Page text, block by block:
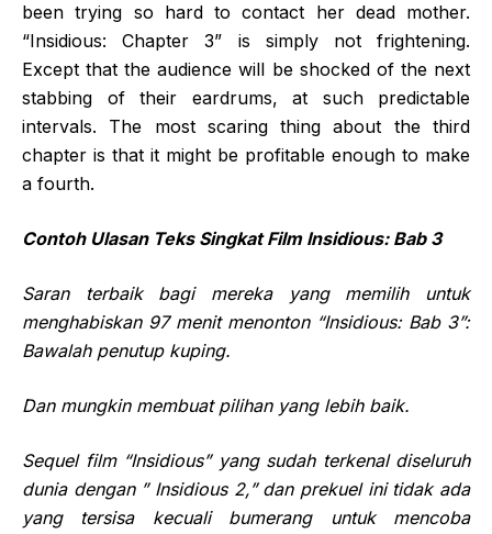
been trying so hard to contact her dead mother.
“Insidious: Chapter 3” is simply not frightening.
Except that the audience will be shocked of the next
stabbing of their eardrums, at such predictable
intervals. The most scaring thing about the third
chapter is that it might be profitable enough to make
a fourth.
Contoh Ulasan Teks Singkat Film Insidious: Bab 3
Saran terbaik bagi mereka yang memilih untuk
menghabiskan 97 menit menonton “Insidious: Bab 3”:
Bawalahpenutup kuping.
Dan mungkin membuat pilihan yang lebih baik.
Sequel film “Insidious” yangsudah terkenal diseluruh
dunia dengan ” Insidious 2,” dan prekuel ini tidak ada
yang tersisa kecuali bumerang untuk mencoba